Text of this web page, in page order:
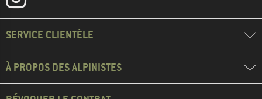
SERVICE CLIENTÈLE
À PROPOS DES ALPINISTES